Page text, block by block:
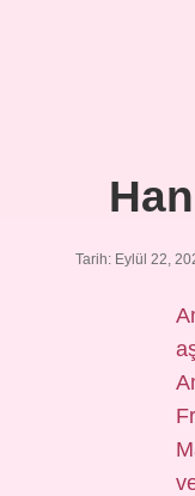
Tarih: Eylül 22,